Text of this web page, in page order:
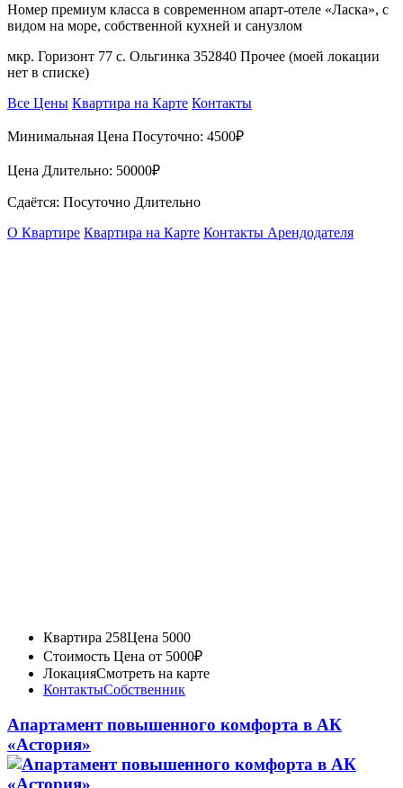
Номер премиум класса в современном апарт-отеле «Ласка», с
видом на море, собственной кухней и санузлом
мкр. Горизонт 77 с. Ольгинка 352840 Прочее (моей локации
нет в списке)
Все Цены Квартира на Карте Контакты
Минимальная Цена Посуточно: 4500₽
Цена Длительно: 50000₽
Сдаётся: Посуточно Длительно
О Квартире Квартира на Карте Контакты Арендодателя
Квартира 258Цена 5000
Стоимость Цена от 5000₽
ЛокацияСмотреть на карте
КонтактыСобственник
Апартамент повышенного комфорта в АК
«Астория»